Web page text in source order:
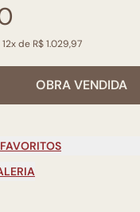
de R$ 1.029,97
OBRA VENDIDA